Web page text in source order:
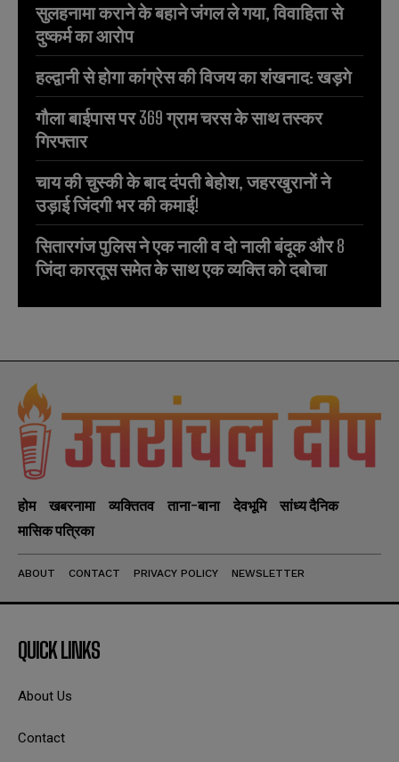
सुलहनामा कराने के बहाने जंगल ले गया, विवाहिता से
दुष्कर्म का आरोप
हल्द्वानी से होगा कांग्रेस की विजय का शंखनाद: खड़गे
गौला बाईपास पर 369 ग्राम चरस के साथ तस्कर
गिरफ्तार
चाय की चुस्की के बाद दंपती बेहोश, जहरखुरानों ने
उड़ाई जिंदगी भर की कमाई!
सितारगंज पुलिस ने एक नाली व दो नाली बंदूक और 8
जिंदा कारतूस समेत के साथ एक व्यक्ति को दबोचा
होम खबरनामा व्यक्तितव ताना-बाना देवभूमि
सांध्य दैनिक
मासिक पत्रिका
ABOUT CONTACT PRIVACY POLICY NEWSLETTER
QUICK LINKS
About Us
Contact